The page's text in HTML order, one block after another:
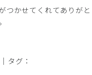
つかせてくれてありが
タグ：